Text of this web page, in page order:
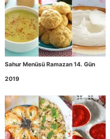
Sahur Menüsü Ramazan 14. Gün
2019